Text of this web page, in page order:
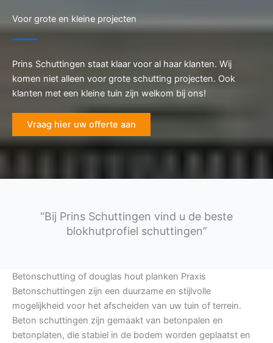
Voor grote en kleine projecten
Prins Schuttingen staat klaar voor al haar klanten. Wij
komen niet alleen voor grote schutting projecten. Ook
klanten met een kleine tuin zijn welkom bij ons!
Vraag hier uw offerte aan
“Bij Prins Schuttingen vind u de beste
blokhutprofiel schuttingen”
Betonschutting of douglas hout planken Praxis
Betonschuttingen zijn een duurzame en stijlvolle
mogelijkheid voor het afscheiden van uw tuin of terrein.
Beton schuttingen zijn gemaakt van betonpalen en
betonplaten, die stabiel in de bodem worden geplaatst en